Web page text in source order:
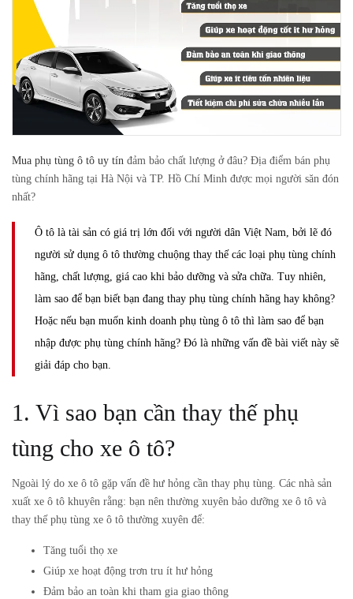
Mua phụ tùng ô tô uy tín đảm bảo chất lượng ở đâu? Địa điểm bán phụ
tùng chính hãng tại Hà Nội và TP. Hồ Chí Minh được mọi người săn đón
nhất?
Ô tô là tài sản có giá trị lớn đối với người dân Việt Nam, bởi lẽ đó
người sử dụng ô tô thường chuộng thay thế các loại phụ tùng chính
hãng, chất lượng, giá cao khi bảo dưỡng và sửa chữa. Tuy nhiên,
làm sao để bạn biết bạn đang thay phụ tùng chính hãng hay không?
Hoặc nếu bạn muốn kinh doanh phụ tùng ô tô thì làm sao để bạn
nhập được phụ tùng chính hãng? Đó là những vấn đề bài viết này sẽ
giải đáp cho bạn.
1. Vì sao bạn cần thay thế phụ
tùng cho xe ô tô?
Ngoài lý do xe ô tô gặp vấn đề hư hỏng cần thay phụ tùng. Các nhà sản
xuất xe ô tô khuyên rằng: bạn nên thường xuyên bảo dưỡng xe ô tô và
thay thế phụ tùng xe ô tô thường xuyên để:
Tăng tuổi thọ xe
Giúp xe hoạt động trơn tru ít hư hỏng
Đảm bảo an toàn khi tham gia giao thông